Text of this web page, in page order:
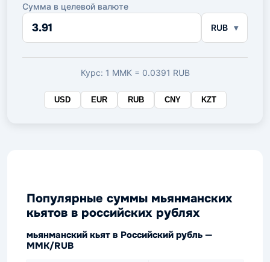
Сумма в целевой валюте
Сумма
целевой
валюте
RUB
Курс: 1 MMK = 0.0391 RUB
USD EUR RUB CNY KZT
Популярные суммы мьянманских
кьятов в российских рублях
мьянманский кьят в Российский рубль —
MMK/RUB